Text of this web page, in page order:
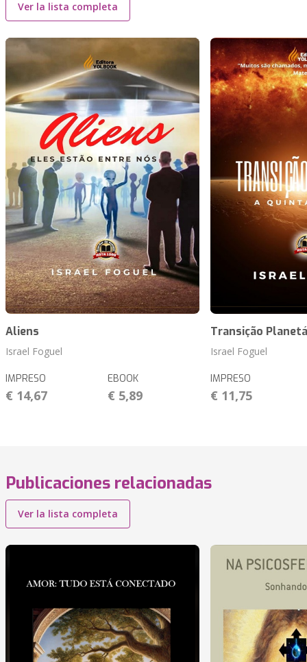
Ver la lista completa
Aliens
Israel Foguel
IMPRESO
€ 14,67
EBOOK
€ 5,89
Transição
Israel Foguel
IMPRESO
€ 11,75
Publicaciones relacionadas
Ver la lista completa